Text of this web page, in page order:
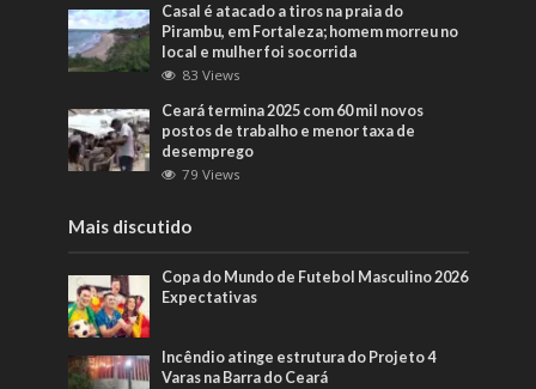
Casal é atacado a tiros na praia do
Pirambu, em Fortaleza; homem morreu no
local e mulher foi socorrida
83 Views
Ceará termina 2025 com 60 mil novos
postos de trabalho e menor taxa de
desemprego
79 Views
Mais discutido
Copa do Mundo de Futebol Masculino 2026
Expectativas
Incêndio atinge estrutura do Projeto 4
Varas na Barra do Ceará